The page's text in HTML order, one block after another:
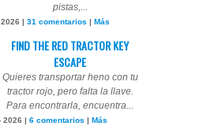
pistas,...
| 31 comentarios | Más
FIND THE RED TRACTOR KEY
ESCAPE
Quieres transportar heno con tu
tractor rojo, pero falta la llave.
Para encontrarla, encuentra...
2026 | 6 comentarios | Más